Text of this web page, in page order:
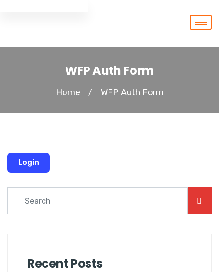
WFP Auth Form
Home / WFP Auth Form
Login
Recent Posts